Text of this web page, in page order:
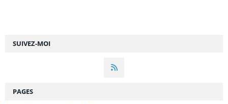
SUIVEZ-MOI
PAGES